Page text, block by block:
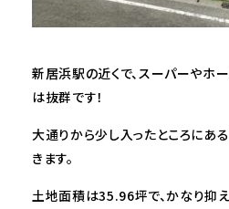
新居浜駅の近くで、スーパーやホ
は抜群です！
大通りから少し入ったところにあ
きます。
土地面積は35.96坪で、かなり抑